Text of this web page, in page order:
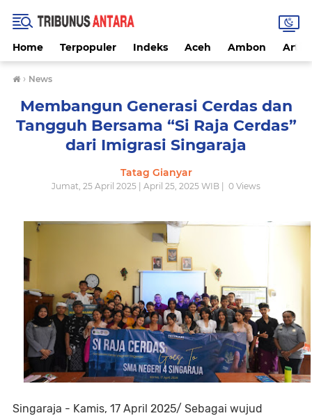
Home Terpopuler Indeks Aceh Ambon
› News
Membangun Generasi Cerdas dan
Tangguh Bersama “Si Raja Cerdas”
dari Imigrasi Singaraja
Tatag Gianyar
Jumat, 25 April 2025 | April 25, 2025 WIB | 0 Views
Singaraja - Kamis, 17 April 2025/ Sebagai wujud